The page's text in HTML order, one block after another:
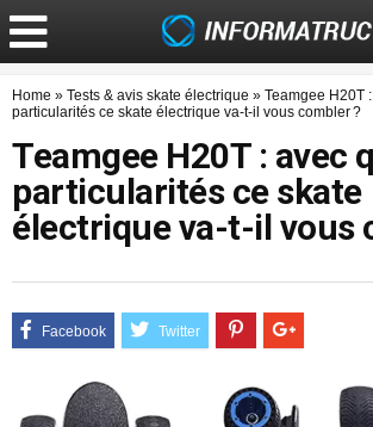
Home » Tests & avis skate électrique » Teamgee H20T
particularités ce skate électrique va-t-il vous combler ?
Teamgee H20T : avec
particularités ce skate
électrique va-t-il vous